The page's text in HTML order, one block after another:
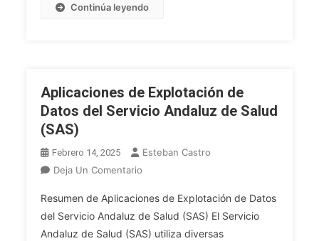
Continúa leyendo
Aplicaciones de Explotación de
Datos del Servicio Andaluz de Salud
(SAS)
Febrero 14, 2025
Esteban Castro
Deja Un Comentario
De
Explotación
De
Resumen de Aplicaciones de Explotación de Datos
del Servicio Andaluz de Salud (SAS) El Servicio
Andaluz de Salud (SAS) utiliza diversas